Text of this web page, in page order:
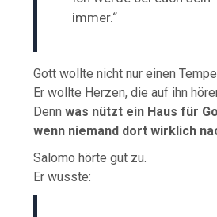
immer.“
Gott wollte nicht nur einen
Er wollte Herzen, die auf ihn
Dennwas nützt ein Haus für
wenn niemand dort wirklich
Salomo hörte gut zu.
Er wusste: